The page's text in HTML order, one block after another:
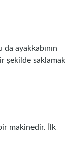
ayakkabının
şekilde saklamak
makinedir. İlk